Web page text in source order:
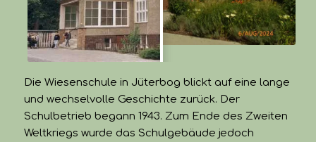
Die Wiesenschule in Jüterbog blickt auf eine lange
und wechselvolle Geschichte zurück. Der
Schulbetrieb begann 1943. Zum Ende des Zweiten
Weltkriegs wurde das Schulgebäude jedoch